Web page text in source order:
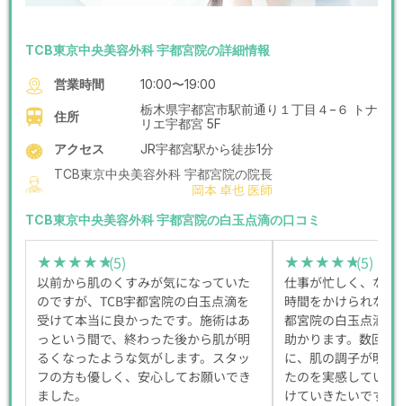
TCB東京中央美容外科 宇都宮院の詳細情報
営業時間 10:00〜19:00
住所
栃木県宇都宮市駅前通り１丁目４−６ トナ
リエ宇都宮 5F
アクセス
JR宇都宮駅から徒歩1分
TCB東京中央美容外科 宇都宮院の院長
岡本 卓也 医師
TCB東京中央美容外科 宇都宮院の白玉点滴の口コミ
★★★★★
★★★★★(5)
以前から肌のくすみが気になっていた
のですが、TCB宇都宮院の白玉点滴を
受けて本当に良かったです。施術はあ
っという間で、終わった後から肌が明
るくなったような気がします。スタッ
フの方も優しく、安心してお願いでき
ました。
★★★★★
★★★★★(5)
仕事が忙しく、なか
時間をかけられない
都宮院の白玉点滴は
助かります。数回施
に、肌の調子が明ら
たのを実感していま
けていきたいです。